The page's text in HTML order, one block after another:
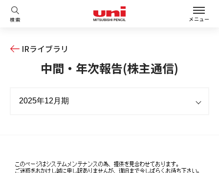
検索 メニュー
IRライブラリ
中間・年次報告(株主通信)